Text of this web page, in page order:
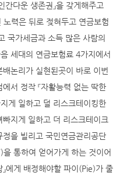
다운 생존권』을 갖게해주고
노력은 뒤로 젖혀두고 연금보험
국가세금과 소득 많은 사람의
세대의 연금보험료 4가지에서
논리가 실현된곳이 바로 이번
서 정작 『자활능력 없는 딱한
게 일하고 덜 리스크테이킹한
지게 일하고 더 리스크테이크
을 빌리고 국민연금관리공단
통하여 얻어가게 하는 것이어
에게 배정해야할 파이(Pie)가 줄